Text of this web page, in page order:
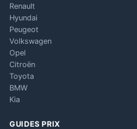
Renault
Hyundai
Peugeot
Volkswagen
Opel
Citroën
Toyota
BMW
Kia
GUIDES PRIX